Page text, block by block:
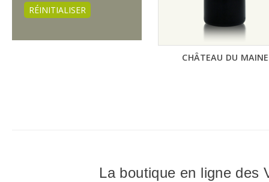
CHÂTEAU DU MAINE
La boutique en ligne